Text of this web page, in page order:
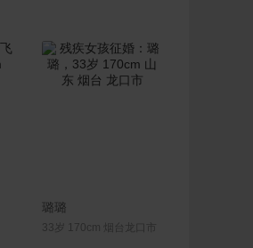
璐璐
33岁 170cm 烟台龙口市